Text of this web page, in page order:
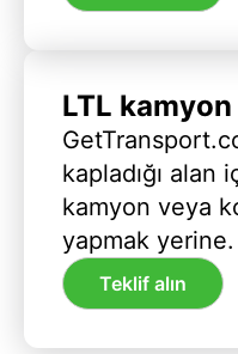
LTL
kapladığı alan
kamyon veya
yapmak yerine.
Teklif alın